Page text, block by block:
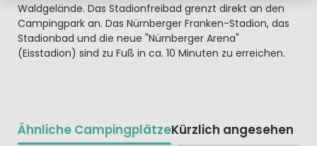
Waldgelände. Das Stadionfreibad grenzt direkt an den
Campingpark an. Das Nürnberger Franken-Stadion, das
Stadionbad und die neue "Nürnberger Arena"
(Eisstadion) sind zu Fuß in ca. 10 Minuten zu erreichen.
Ähnliche CampingplätzeKürzlich angesehen